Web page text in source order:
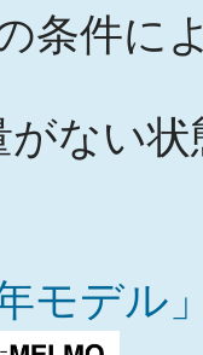
条件に
ない状
モデ